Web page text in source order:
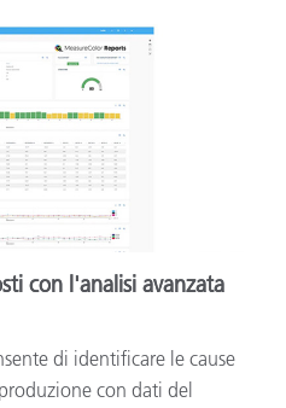
con l'analisi avanzata
di identificare le cause
con dati del